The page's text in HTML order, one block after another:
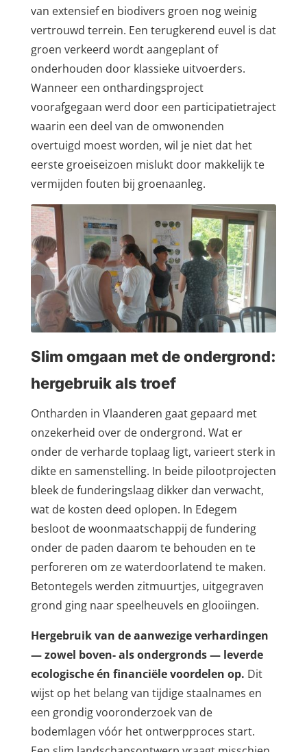
van extensief en biodivers groen nog weinig
vertrouwd terrein. Een terugkerend euvel is dat
groen verkeerd wordt aangeplant of
onderhouden door klassieke uitvoerders.
Wanneer een onthardingsproject
voorafgegaan werd door een participatietraject
waarin een deel van de omwonenden
overtuigd moest worden, wil je niet dat het
eerste groeiseizoen mislukt door makkelijk te
vermijden fouten bij groenaanleg.
Slim omgaan met de ondergrond:
hergebruik als troef
Ontharden in Vlaanderen gaat gepaard met
onzekerheid over de ondergrond. Wat er
onder de verharde toplaag ligt, varieert sterk in
dikte en samenstelling. In beide pilootprojecten
bleek de funderingslaag dikker dan verwacht,
wat de kosten deed oplopen. In Edegem
besloot de woonmaatschappij de fundering
onder de paden daarom te behouden en te
perforeren om ze waterdoorlatend te maken.
Betontegels werden zitmuurtjes, uitgegraven
grond ging naar speelheuvels en glooiingen.
Hergebruik van de aanwezige verhardingen
— zowel boven- als ondergronds — leverde
ecologische én financiële voordelen op. Dit
wijst op het belang van tijdige staalnames en
een grondig vooronderzoek van de
bodemlagen vóór het ontwerpproces start.